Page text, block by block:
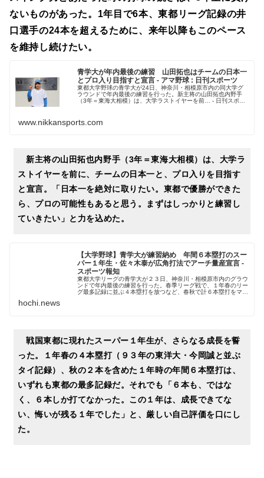
ないものがあった。1年目で6本、東都リーグ記録の井
口選手の24本を超えるために、来年以降もこのペース
を維持し続けたい。
青学大が年内最後の練習 山田拓也はチームの日本一
とプロ入り目指すと宣言 - アマ野球 : 日刊スポーツ
東都大学野球の青学大が24日、神奈川・相模原市内の同大学グ
ラウンドで年内最後の練習を行った。新主将の山田拓也内野手
（3年＝東海大相模）は、大学ラストイヤーを前… - 日刊スポー
www.nikkansports.com
新主将の山田拓也内野手（3年＝東海大相模）は、大学ラ
ストイヤーを前に、チームの日本一と、プロ入りを目指す
と宣言。「日本一を絶対に取りたい。東都で優勝ができた
ら、プロの可能性もあると思う。まずはしっかりと練習し
ていきたい」と力を込めた。
【大学野球】青学大が練習納め 年間６本塁打のスー
パー１年生・佐々木泰が広角打法でアーチ量産宣言 -
スポーツ報知
東都大学リーグの青学大が２３日、神奈川・相模原市内のグラウ
ンドで年内最後の練習を行った。春季リーグ戦で、１年春のリー
グ最多記録に並ぶ４本塁打を放つなど、春秋で計６本塁打をマー
hochi.news
戦国東都に現れたスーパー１年生が、さらなる成長を誓
った。１年春の４本塁打（９３年の東洋大・今岡誠と並ぶ
タイ記録）、秋の２本を含めた１年時の年間６本塁打は、
いずれも東都の最多記録だ。それでも「６本も、ではな
く、６本しか打てなかった。この１年は、成長できてな
い、悔いが残る１年でした」と、厳しい自己評価を口にし
た。